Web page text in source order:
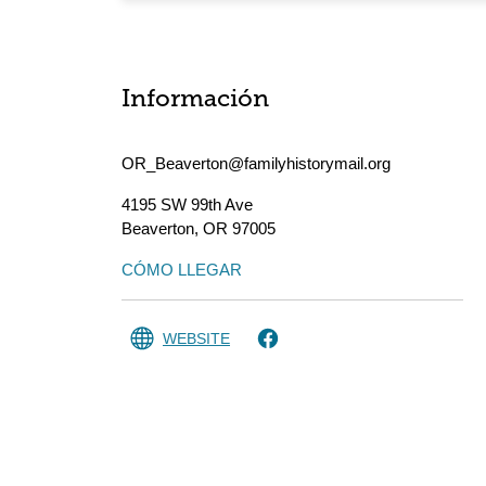
Información
OR_Beaverton@familyhistorymail.org
4195 SW 99th Ave
Beaverton, OR 97005
CÓMO LLEGAR
WEBSITE